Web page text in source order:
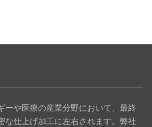
ーや医療の産業分野において、最終
な仕上げ加工に左右されます。弊社